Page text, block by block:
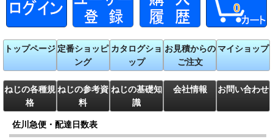
0
トップページ 定番ショッピ
ング
カタログショ
ップ
お見積からの
ご注文
マイショップ
ねじの各種規
格
ねじの参考資
料
ねじの基礎知
識
会社情報 お問い合わせ
佐川急便・配達日数表